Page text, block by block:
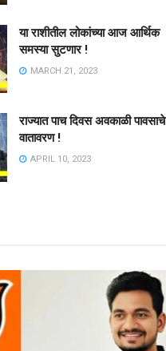
या राशीतील लोकांच्या आज आर्थिक
समस्या सुटणार !
MARCH 21, 2023
राज्यात पाच दिवस अवकाळी पावसाचे
वातावरण !
APRIL 10, 2023